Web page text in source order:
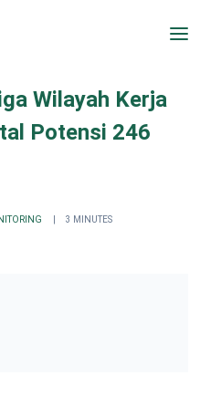
Wilayah Kerja
Potensi 246
3 MINUTES